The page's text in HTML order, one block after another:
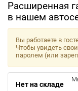
Расширенная
в нашем
Вы работаете в
Чтобы увидеть
паролем (или
Нет на складе